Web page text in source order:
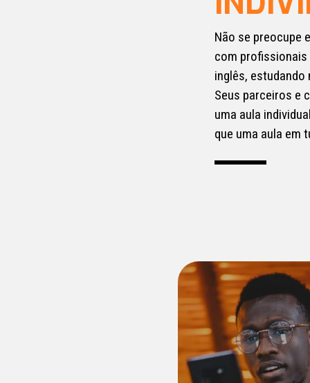
Não se preocupe
com profissionais
inglês,
Seus parceiros e
uma aula
que uma aula em